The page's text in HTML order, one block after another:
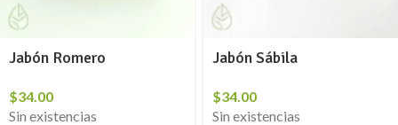
Jabón Romero
$34.00
Sin existencias
Jabón Sábila
$34.00
Sin existencias